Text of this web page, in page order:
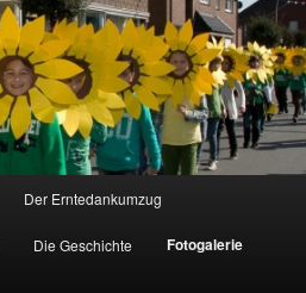
Der Erntedankumzug
Die Geschichte Fotogalerie